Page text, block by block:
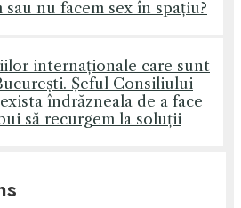
sau nu facem sex în spațiu?
internaționale care sunt
Șeful Consiliului
îndrăzneala de a face
să recurgem la soluții